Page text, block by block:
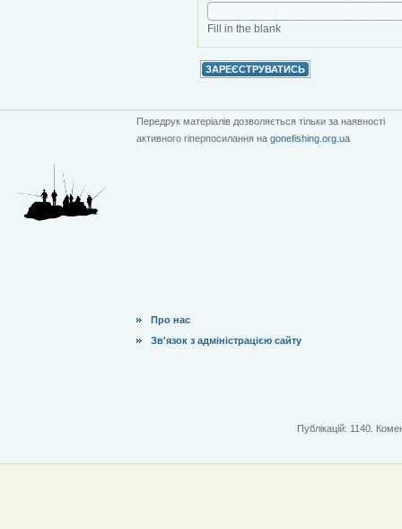
Fill in the blank
Передрук матеріалів дозволяється тільки за наявності
активного гіперпосилання на gonefishing.org.ua
Про нас
Зв'язок з адміністрацією сайту
Публікацій: 1140.